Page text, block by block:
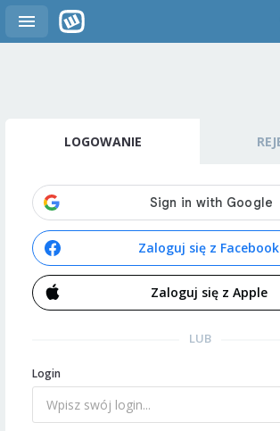
LOGOWANIE
Zaloguj się z Facebook
Zaloguj się z Apple
LUB
Login